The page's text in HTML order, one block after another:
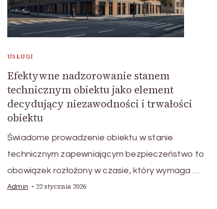
USŁUGI
Efektywne nadzorowanie stanem
technicznym obiektu jako element
decydujący niezawodności i trwałości
obiektu
Świadome prowadzenie obiektu w stanie
technicznym zapewniającym bezpieczeństwo to
obowiązek rozłożony w czasie, który wymaga …
Admin 22 stycznia 2026